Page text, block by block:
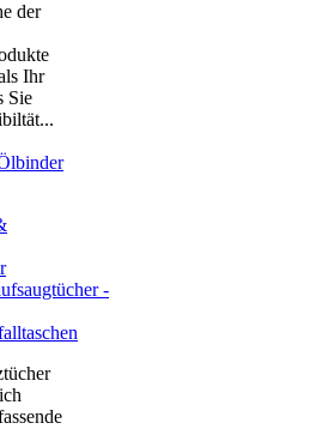
der
Ihr
Sie
-